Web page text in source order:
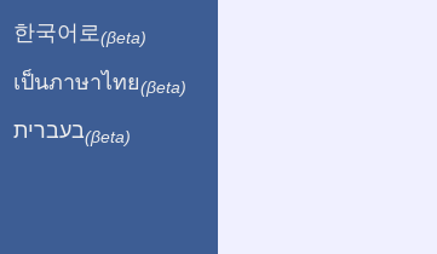
한국어로 (βeta)
เป็นภาษาไทย(βeta)
בעברית(βeta)